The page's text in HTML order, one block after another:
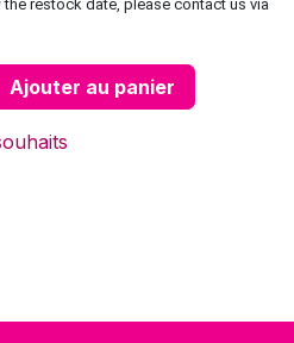
restock date, please contact us via
Ajouter au panier